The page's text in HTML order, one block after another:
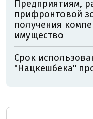
Предприятиям,
прифронтовой
получения
имущество
Срок
"Нацкешбека"